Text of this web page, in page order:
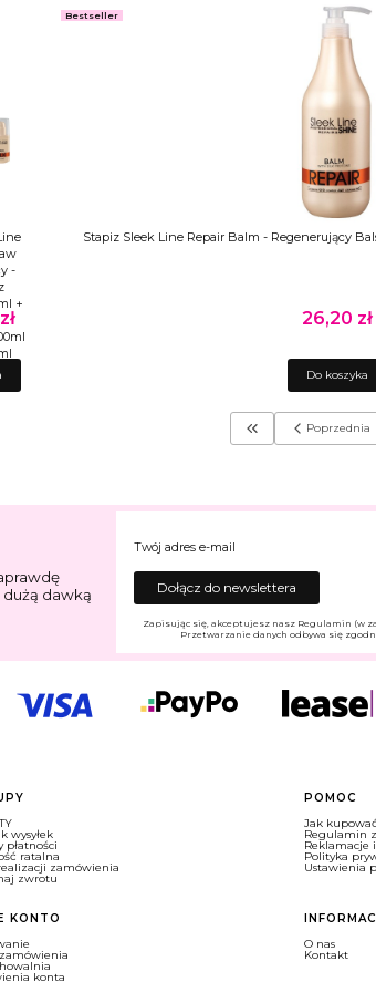
-
+
Bestseller
Stapiz Sleek Line Repair Balm - Regenerujący
Cena
26,20 zł
Do koszyka
Wróć do pierwszej
Poprzednia
dawką
Twój adres e-mail
Dołącz do newslettera
Zapisując się, akceptujesz nasz Regulamin (w
Przetwarzanie danych odbywa się
w stopce
wysyłek
płatności
ratalna
zamówienia
zwrotu
POMOC
Jak
Regulamin
Reklamacje
Polityka
Ustawienia
KONTO
konta
O nas
Kontakt